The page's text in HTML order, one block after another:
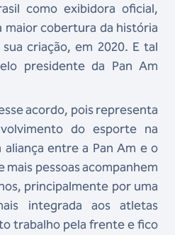
como exibidora oficial,
maior cobertura da história
criação, em 2020. E tal
presidente da Pan Am
acordo, pois representa
do esporte na
aliança entre a Pan Am e o
mais pessoas acompanhem
principalmente por uma
integrada aos atletas
trabalho pela frente e fico